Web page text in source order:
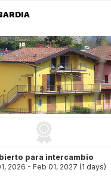
para intercambio
2026 - Feb 01, 2027 (1 days)